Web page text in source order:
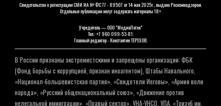
Свидетельство о регистрации СМИ ИА № ФС 77 - 89507 от 14 мая 2025г., выдано Роскомнадзором.
Отдельные публикации могут содержать материалы 18+
Учредитель — ООО "МедиаПоток"
Тел.: +7 960 099-53-81.
Главный редактор - Константин ТЕРЕХОВ.
В России признаны экстремистскими и запрещены организации: ФБК
(Фонд борьбы с коррупцией, признан иноагентом), Штабы Навального,
«Национал-большевистская партия», «Свидетели Иеговы», «Армия воли
народа», «Русский общенациональный союз», «Движение против
нелегальной иммиграции», «Правый сектор», УНА-УНСО, УПА, «Тризуб им.